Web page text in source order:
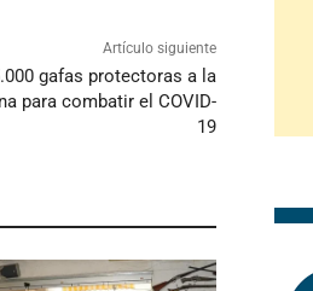
Artículo siguiente
gafas protectoras a la
para combatir el COVID-
19